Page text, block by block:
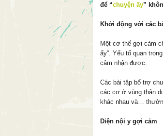
để “chuyện ấy”
Khởi động với các
Một cơ thể gợi cảm
ấy”. Yếu tố quan
cảm nhận được.
Các bài tập bổ trợ
các cơ ở vùng thân
khác nhau và…
Diện nội y gợi cảm